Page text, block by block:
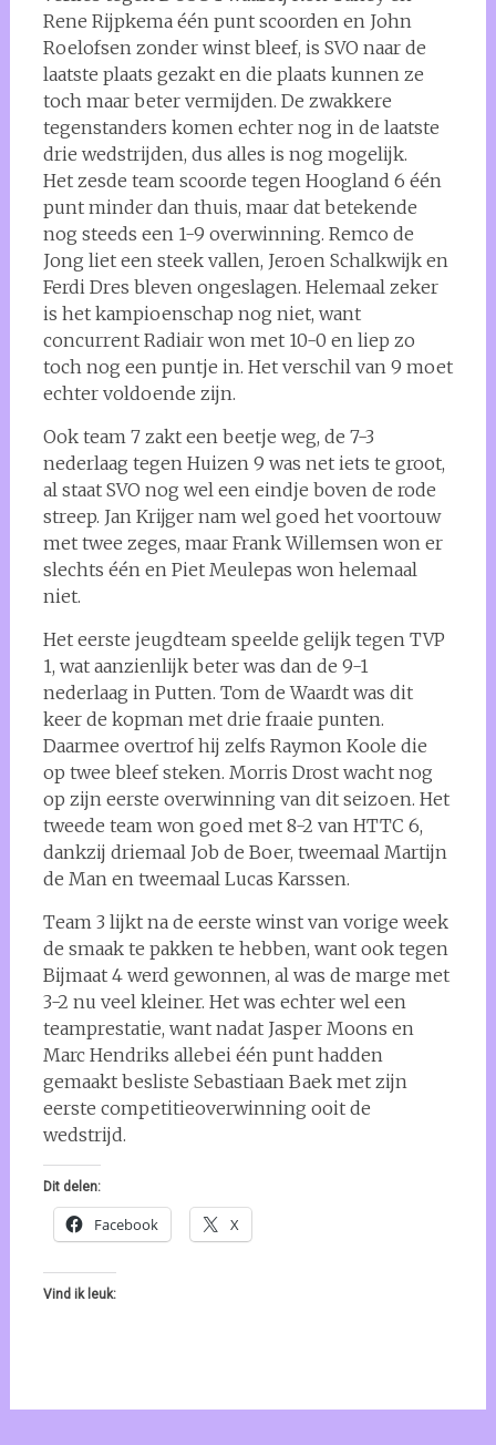
Rene Rijpkema één punt scoorden en John
Roelofsen zonder winst bleef, is SVO naar de
laatste plaats gezakt en die plaats kunnen ze
toch maar beter vermijden. De zwakkere
tegenstanders komen echter nog in de laatste
drie wedstrijden, dus alles is nog mogelijk.
Het zesde team scoorde tegen Hoogland 6 één
punt minder dan thuis, maar dat betekende
nog steeds een 1-9 overwinning. Remco de
Jong liet een steek vallen, Jeroen Schalkwijk en
Ferdi Dres bleven ongeslagen. Helemaal zeker
is het kampioenschap nog niet, want
concurrent Radiair won met 10-0 en liep zo
toch nog een puntje in. Het verschil van 9 moet
echter voldoende zijn.
Ook team 7 zakt een beetje weg, de 7-3
nederlaag tegen Huizen 9 was net iets te groot,
al staat SVO nog wel een eindje boven de rode
streep. Jan Krijger nam wel goed het voortouw
met twee zeges, maar Frank Willemsen won er
slechts één en Piet Meulepas won helemaal
niet.
Het eerste jeugdteam speelde gelijk tegen TVP
1, wat aanzienlijk beter was dan de 9-1
nederlaag in Putten. Tom de Waardt was dit
keer de kopman met drie fraaie punten.
Daarmee overtrof hij zelfs Raymon Koole die
op twee bleef steken. Morris Drost wacht nog
op zijn eerste overwinning van dit seizoen. Het
tweede team won goed met 8-2 van HTTC 6,
dankzij driemaal Job de Boer, tweemaal Martijn
de Man en tweemaal Lucas Karssen.
Team 3 lijkt na de eerste winst van vorige week
de smaak te pakken te hebben, want ook tegen
Bijmaat 4 werd gewonnen, al was de marge met
3-2 nu veel kleiner. Het was echter wel een
teamprestatie, want nadat Jasper Moons en
Marc Hendriks allebei één punt hadden
gemaakt besliste Sebastiaan Baek met zijn
eerste competitieoverwinning ooit de
wedstrijd.
Dit delen:
Facebook X
Vind ik leuk: